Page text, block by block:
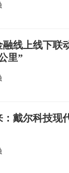
融线上线下联
里”
：戴尔科技现